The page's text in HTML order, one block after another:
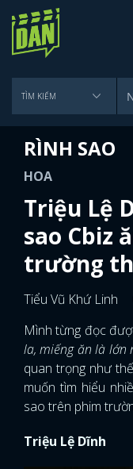
RÌNH SAO
HOA
Triệu Lệ
sao Cbiz
trường
Tiểu Vũ Khứ Linh
Mình từng đọc
la, miếng ăn là lớn
quan trọng như
muốn tìm hiểu
sao trên phim
Triệu Lệ Dĩnh